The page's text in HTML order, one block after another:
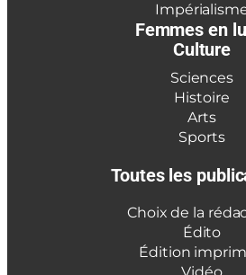
Femmes en
Culture
Sciences
Histoire
Arts
Sports
Toutes les
Choix de la
Édito
Édition